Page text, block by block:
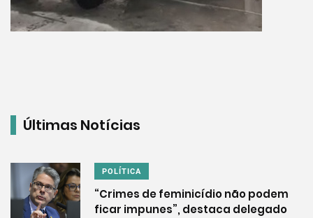
Últimas Notícias
POLÍTICA
“Crimes de feminicídio não podem
ficar impunes”, destaca delegado